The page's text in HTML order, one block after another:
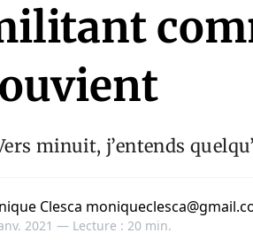
minuit, j’entends
Clesca
2021 — Lecture : 20 min.